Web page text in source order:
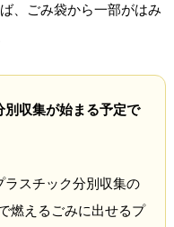
、ごみ袋から一部がはみ
別収集が始まる予定で
ラスチック分別収集の
燃えるごみに出せるプ